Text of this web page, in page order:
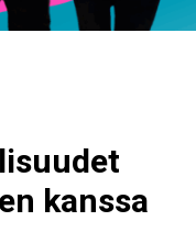
kanssa